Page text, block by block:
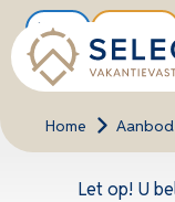
Home > Aanbod
Let op! U
Nieuw